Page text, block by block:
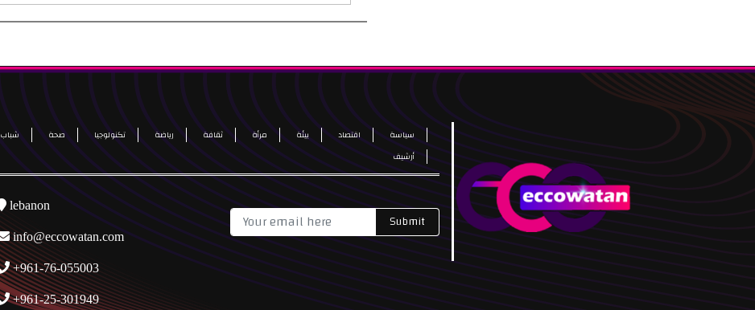
سياسة اقتصاد بيئة مرأة ثقافة رياضة تكنولوجيا صحة شباب
أرشيف
lebanon
info@eccowatan.com
+961-76-055003
+961-25-301949
Submit